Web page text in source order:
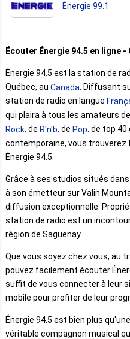
Énergie 99.1
Écouter Énergie 94.5 en ligne -
Énergie 94.5 est la station de
Québec, au Canada . Diffusant
station de radio en langue
qui plaira à tous les amateurs
Rock . de R'n'b . de Pop . de top
contemporaine, vous
Énergie 94.5.
Grâce à ses studios situés
à son émetteur sur Valin
diffusion exceptionnelle.
station de radio est un
région de Saguenay.
Que vous soyez chez vous, au
pouvez facilement écouter
suffit de vous connecter à leur
mobile pour profiter de leur
Énergie 94.5 est bien plus
véritable compagnon musical